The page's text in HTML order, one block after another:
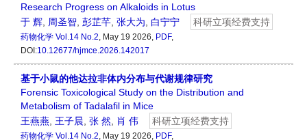
Research Progress on Alkaloids in Lotus
于 辉
周圣智 彭芷芊 张大为 白宁宁 科研立项经费支持
药物化学 Vol.14 No.2, May 19 2026, PDF,
DOI:10.12677/hjmce.2026.142017
基于小鼠的他达拉非体内分布与代谢规律研究
Forensic Toxicological Study on the Distribution and
Metabolism of Tadalafil in Mice
王燕燕
王子晨 张 然 肖 伟 科研立项经费支持
药物化学 Vol.14 No.2, May 19 2026, PDF,